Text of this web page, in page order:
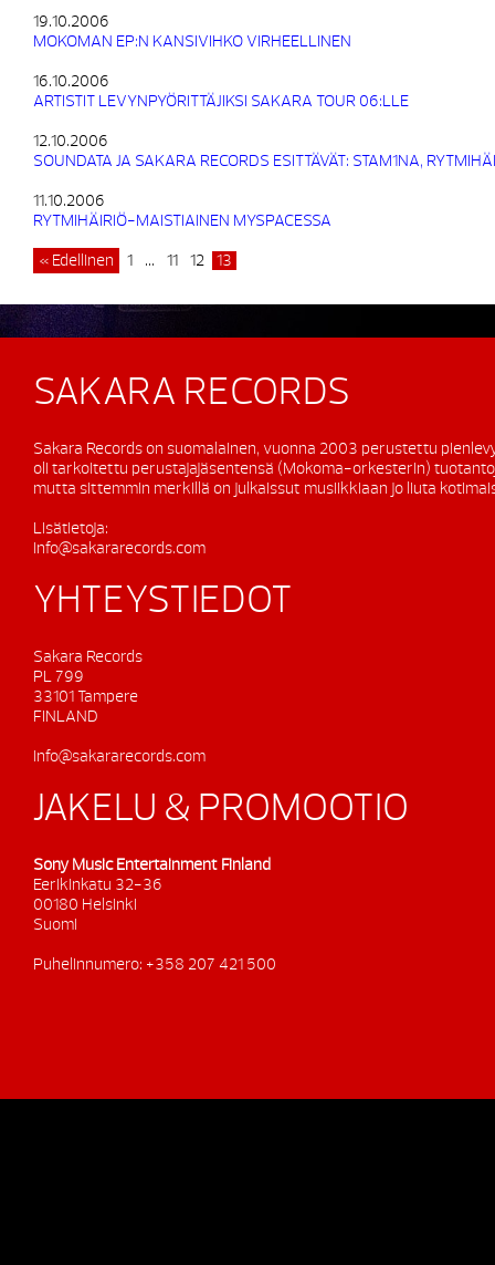
19.10.2006
MOKOMAN EP:N KANSIVIHKO VIRHEELLINEN
16.10.2006
ARTISTIT LEVYNPYÖRITTÄJIKSI SAKARA TOUR 06:LLE
12.10.2006
SOUNDATA JA SAKARA RECORDS ESITTÄVÄT: STAM1NA,
11.10.2006
RYTMIHÄIRIÖ-MAISTIAINEN MYSPACESSA
« Edellinen 1 … 11 12 13
SAKARA RECORDS
Sakara Records on suomalainen, vuonna 2003 perustettu
oli tarkoitettu perustajajäsentensä (Mokoma-orkesterin)
mutta sittemmin merkillä on julkaissut musiikkiaan jo liuta
Lisätietoja:
info@sakararecords.com
YHTEYSTIEDOT
Sakara Records
PL 799
33101 Tampere
FINLAND
info@sakararecords.com
JAKELU & PROMOOTIO
Sony Music Entertainment Finland
Eerikinkatu 32-36
00180 Helsinki
Suomi
Puhelinnumero: +358 207 421 500